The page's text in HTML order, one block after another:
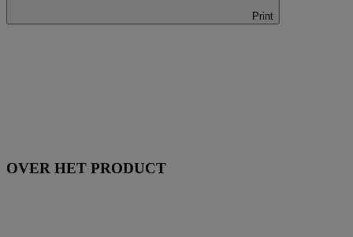
Print
OVER HET PRODUCT